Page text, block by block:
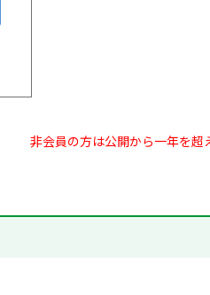
非会員の方は公開から一年を超